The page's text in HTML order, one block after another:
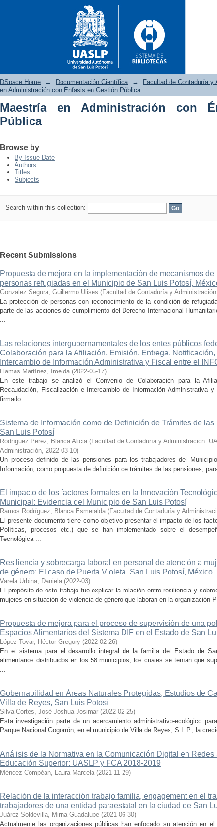
Maestría en Administración
DSpace Home → Documentación Científica →
Facultad de Contaduría y
en Administración con Énfasis en Gestión Pública
Maestría en Administración con
Pública
Browse by
By Issue Date
Authors
Titles
Subjects
Search within this collection:
Recent Submissions
Propuesta de mejora en la implementación de mecanismos
personas refugiadas en el Municipio de San Luis Potosí,
Gonzalez Segura, Guillermo Ulises (Facultad de Contaduría y Administración
La protección de personas con reconocimiento de la condición de
parte de las acciones de cumplimiento del Derecho Internacional
...
Las relaciones intergubernamentales de los entes públicos
Colaboración para la Afiliación, Emisión, Entrega,
Intercambio de Información Administrativa y Fiscal entre el
Llamas Martínez, Imelda (2022-05-17)
En este trabajo se analizó el Convenio de Colaboración para la
Recaudación, Fiscalización e Intercambio de Información Administrativa
firmado ...
Sistema de Información como de Definición de Trámites de
San Luis Potosí
Rodríguez Pérez, Blanca Alicia (Facultad de Contaduría y Administración.
Administración, 2022-03-10)
Un proceso definido de las pensiones para los trabajadores del
Información, como propuesta de definición de trámites de las pensiones,
El impacto de los factores formales en la Innovación
Municipal: Evidencia del Municipio de San Luis Potosí
Ramos Rodríguez, Blanca Esmeralda (Facultad de Contaduría y
El presente documento tiene como objetivo presentar el impacto de los
Políticas, procesos etc.) que se han implementado sobre el
Tecnológica ...
Resiliencia y sobrecarga laboral en personal de atención a
de género: El caso de Puerta Violeta, San Luis Potosí, México
Varela Urbina, Daniela (2022-03)
El propósito de este trabajo fue explicar la relación entre resiliencia y
mujeres en situación de violencia de género que laboran en la organización
Propuesta de mejora para el proceso de supervisión de una
Espacios Alimentarios del Sistema DIF en el Estado de San
López Tovar, Héctor Gregory (2022-02-26)
En el sistema para el desarrollo integral de la familia del Estado de
alimentarios distribuidos en los 58 municipios, los cuales se tenían que
...
Gobernabilidad en Áreas Naturales Protegidas, Estudios de
Villa de Reyes, San Luis Potosí
Silva Cortes, José Joshua Josimar (2022-02-25)
Esta investigación parte de un acercamiento administrativo-ecológico
Parque Nacional Gogorrón, en el municipio de Villa de Reyes, S.L.P., la
Análisis de la Normativa en la Comunicación Digital en
Educación Superior: UASLP y FCA 2018-2019
Méndez Compéan, Laura Marcela (2021-11-29)
Relación de la interacción trabajo familia, engagement en el
trabajadores de una entidad paraestatal en la ciudad de San
Juárez Soldevilla, Mirna Guadalupe (2021-06-30)
Actualmente las organizaciones públicas han enfocado su atención en